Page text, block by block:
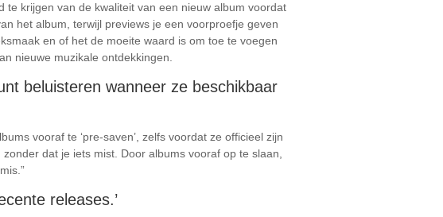
krijgen van de kwaliteit van een nieuw album voordat
het album, terwijl previews je een voorproefje geven
en of het de moeite waard is om toe te voegen
nieuwe muzikale ontdekkingen.
beluisteren wanneer ze beschikbaar
vooraf te ‘pre-saven’, zelfs voordat ze officieel zijn
dat je iets mist. Door albums vooraf op te slaan,
releases.’